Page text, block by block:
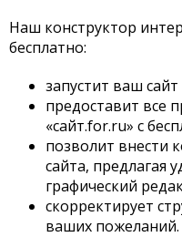
Наш конструктор
бесплатно:
запустит ваш сайт
предоставит все
«сайт.for.ru» с
позволит внести
сайта, предлагая
графический
скорректирует
ваших пожеланий.